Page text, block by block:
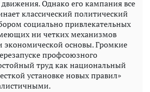
Однако его кампания все
классический политический
социально привлекательных
ни четких механизмов
экономической основы. Громкие
профсоюзного
труд как национальный
установке новых правил»